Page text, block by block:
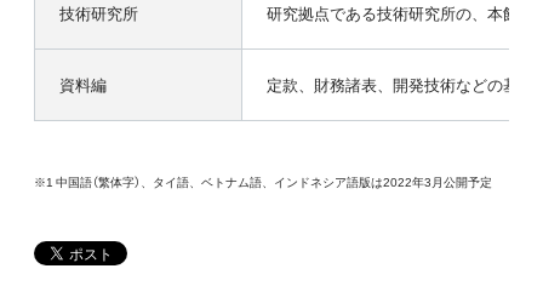
技術研究所 研究拠点である技術研究所の、本館
資料編 定款、財務諸表、開発技術などの基
※1 中国語（繁体字）、タイ語、ベトナム語、インドネシア語版は2022年3月公開予定